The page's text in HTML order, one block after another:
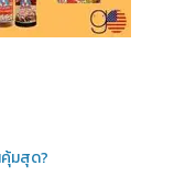
คุ้มสุด?